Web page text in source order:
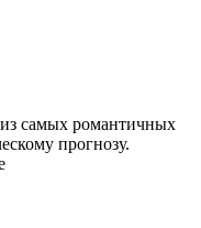
самых романтичных
прогнозу.